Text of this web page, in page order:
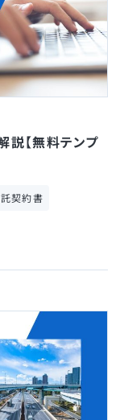
説【無料テンプ
契約書